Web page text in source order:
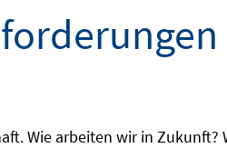
Wie arbeiten wir in Zukunft?